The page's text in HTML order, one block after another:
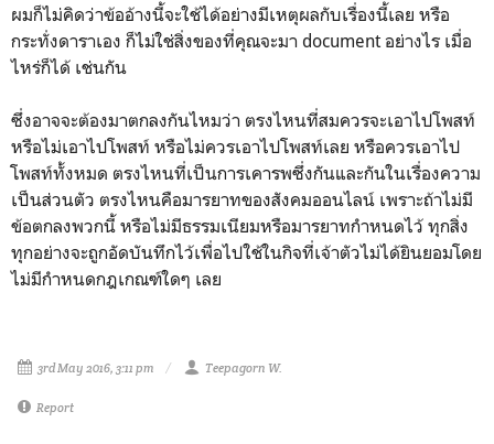
ผมก็ไม่คิดว่าข้ออ้างนี้จะใช้ได้อย่างมีเหตุผลกับเรื่องนี้เลย หรือ
กระทั่งดาราเอง ก็ไม่ใช่สิ่งของที่คุณจะมา document อย่างไร เมื่อ
ไหร่ก็ได้ เช่นกัน
ซึ่งอาจจะต้องมาตกลงกันไหมว่า ตรงไหนที่สมควรจะเอาไปโพสท์
หรือไม่เอาไปโพสท์ หรือไม่ควรเอาไปโพสท์เลย หรือควรเอาไป
โพสท์ทั้งหมด ตรงไหนที่เป็นการเคารพซึ่งกันและกันในเรื่องความ
เป็นส่วนตัว ตรงไหนคือมารยาทของสังคมออนไลน์ เพราะถ้าไม่มี
ข้อตกลงพวกนี้ หรือไม่มีธรรมเนียมหรือมารยาทกำหนดไว้ ทุกสิ่ง
ทุกอย่างจะถูกอัดบันทึกไว้เพื่อไปใช้ในกิจที่เจ้าตัวไม่ได้ยินยอมโดย
ไม่มีกำหนดกฎเกณฑ์ใดๆ เลย
3rd May 2016, 3:11 pm Teepagorn W.
Report